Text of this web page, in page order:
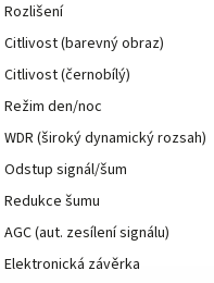
Rozlišení
Citlivost (barevný obraz)
Citlivost (černobílý)
Režim den/noc
WDR (široký dynamický rozsah)
Odstup signál/šum
Redukce šumu
AGC (aut. zesílení signálu)
Elektronická závěrka